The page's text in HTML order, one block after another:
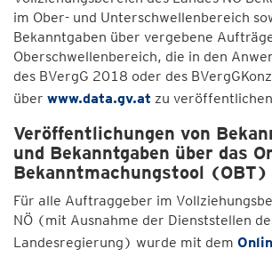
im Ober- und Unterschwellenbereich
Bekanntgaben über vergebene
Oberschwellenbereich, die in den
des BVergG 2018 oder des
über www.data.gv.at zu
Veröffentlichungen von
und Bekanntgaben über das
Bekanntmachungstool (OBT)
Für alle Auftraggeber im
NÖ (mit Ausnahme der Dienststellen
Landesregierung) wurde mit dem